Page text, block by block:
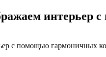
интерьер